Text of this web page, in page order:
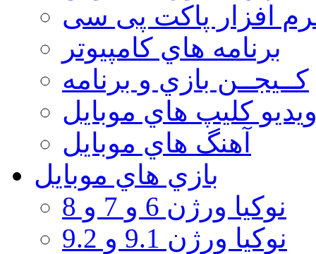
افزار پاکت پی سی
برنامه هاي كامپيوتر
كــيجــن بازي و برنامه
كليپ هاي موبايل
آهنگ هاي موبايل
بازي هاي موبايل
نوكيا ورژن 6 و 7 و 8
نوكيا ورژن 9.1 و 9.2